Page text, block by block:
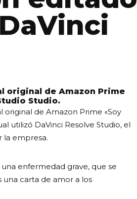
original de Amazon Prime
Studio.
de Amazon Prime «Soy
utilizó DaVinci Resolve Studio, el
la empresa.
enfermedad grave, que se
una carta de amor a los